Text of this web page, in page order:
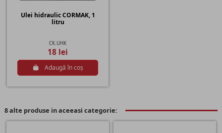
Ulei hidraulic CORMAK, 1
litru
CK.UHK
18 lei
Adaugă în coș
8 alte produse in aceeasi categorie: